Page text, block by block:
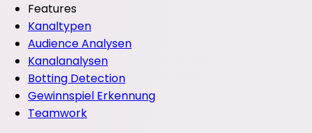
Features
Kanaltypen
Audience Analysen
Kanalanalysen
Botting Detection
Gewinnspiel Erkennung
Teamwork